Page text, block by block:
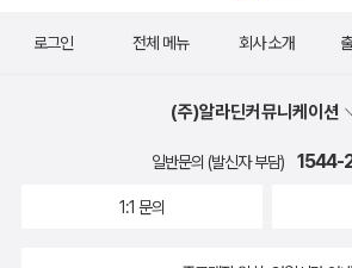
로그인 전체 메뉴 회사 소개
(주)알라딘커뮤니케이션
일반문의 (발신자 부담) 1544-
1:1 문의